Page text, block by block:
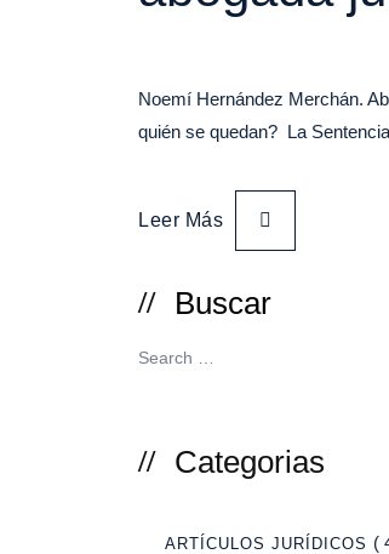
Noemí Hernández Merchán.
quién se quedan? La
Leer Más
Buscar
Categorias
ARTÍCULOS JURÍDICOS (